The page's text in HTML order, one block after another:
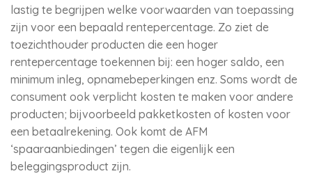
lastig te begrijpen welke voorwaarden van toepassing
zijn voor een bepaald rentepercentage. Zo ziet de
toezichthouder producten die een hoger
rentepercentage toekennen bij: een hoger saldo, een
minimum inleg, opnamebeperkingen enz. Soms wordt de
consument ook verplicht kosten te maken voor andere
producten; bijvoorbeeld pakketkosten of kosten voor
een betaalrekening. Ook komt de AFM
‘spaaraanbiedingen’ tegen die eigenlijk een
beleggingsproduct zijn.